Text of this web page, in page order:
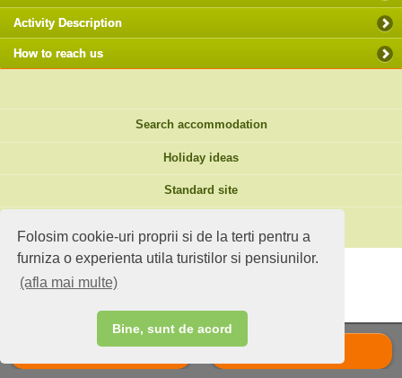
Folosim cookie-uri proprii si de la terti pentru a
furniza o experienta utila turistilor si pensiunilor.
(afla mai multe)
Bine, sunt de acord
Call
Activity Description
How to reach us
Search accommodation
Holiday ideas
Standard site